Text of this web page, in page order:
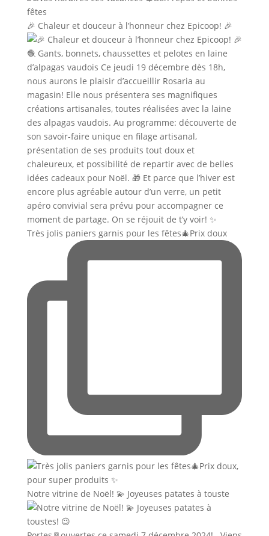
🎉 Chaleur et douceur à l’honneur chez Epicoop! 🎉
Très jolis paniers garnis pour les fêtes🎄Prix doux
Notre vitrine de Noël! 💫 Joyeuses patates à touste